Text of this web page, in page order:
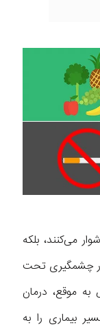
می‌کنند، بلکه
چشمگیری تحت
به‌ موقع، درمان
بیماری را به‌